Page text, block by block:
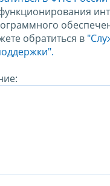
обратиться в